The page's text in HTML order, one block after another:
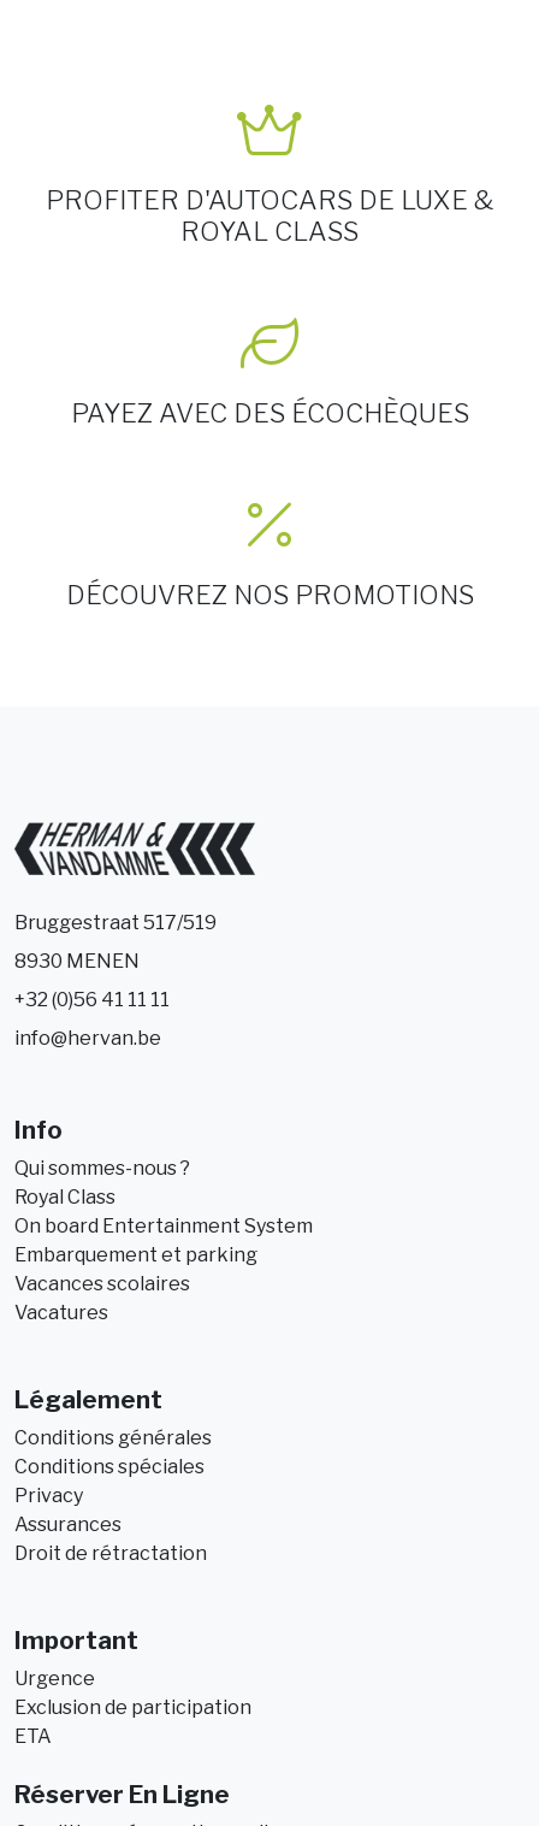
PROFITER D'AUTOCARS DE LUXE &
ROYAL CLASS
PAYEZ AVEC DES ÉCOCHÈQUES
DÉCOUVREZ NOS PROMOTIONS
Bruggestraat 517/519
8930 MENEN
+32 (0)56 41 11 11
info@hervan.be
Info
Qui sommes-nous ?
Royal Class
On board Entertainment System
Embarquement et parking
Vacances scolaires
Vacatures
Légalement
Conditions générales
Conditions spéciales
Privacy
Assurances
Droit de rétractation
Important
Urgence
Exclusion de participation
ETA
Réserver En Ligne